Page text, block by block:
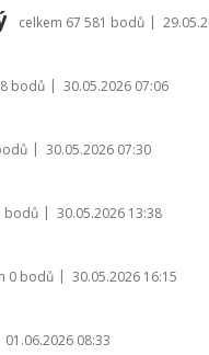
celkem 67 581 bodů |
bodů | 30.05.2026 07:06
| 30.05.2026 07:30
bodů | 30.05.2026 13:38
0 bodů | 30.05.2026 16:15
01.06.2026 08:33